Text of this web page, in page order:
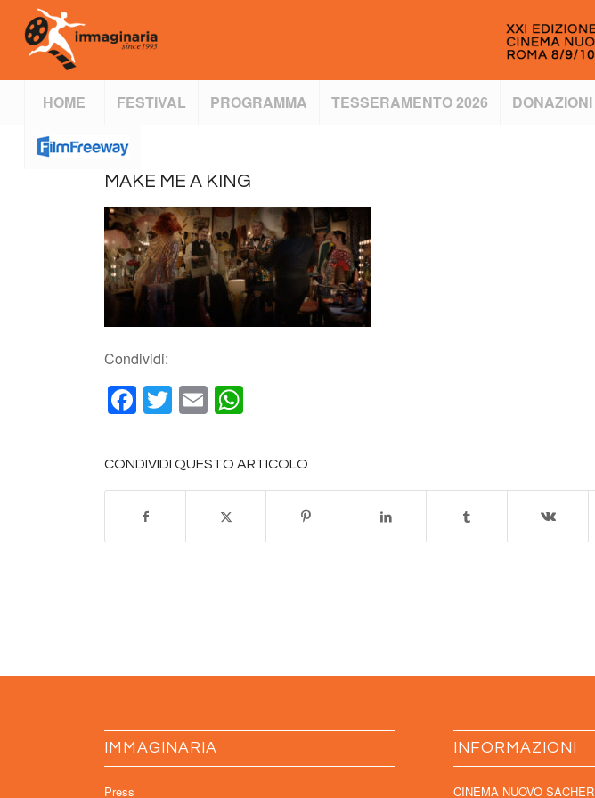
HOME FESTIVAL PROGRAMMA TESSERAMENTO 2026 DONAZIONI
MAKE ME A KING
Condividi:
Facebook
Twitter
Email
CONDIVIDI QUESTO ARTICOLO
IMMAGINARIA
Press
INFORMAZIONI
CINEMA NUOVO SACHER